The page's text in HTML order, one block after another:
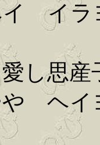
イラ
思産
ヘイ